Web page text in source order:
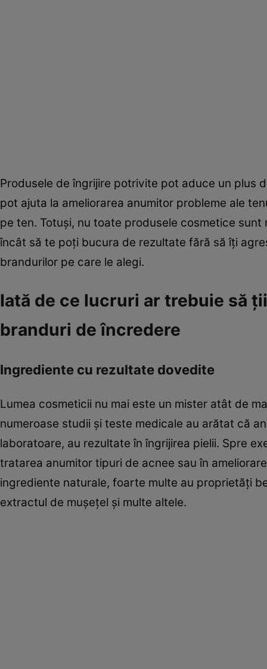
Produsele de îngrijire potrivite pot aduce un plus
pot ajuta la ameliorarea anumitor probleme ale
pe ten. Totuşi, nu toate produsele cosmetice
încât să te poți bucura de rezultate fără să îţi
brandurilor pe care le alegi.
Iată de ce lucruri ar trebuie să
branduri de încredere
Ingrediente cu rezultate dovedite
Lumea cosmeticii nu mai este un mister atât de
numeroase studii şi teste medicale au arătat că
laboratoare, au rezultate în îngrijirea pielii. Spre
tratarea anumitor tipuri de acnee sau în
ingrediente naturale, foarte multe au proprietăţi
extractul de muşeţel și multe altele.